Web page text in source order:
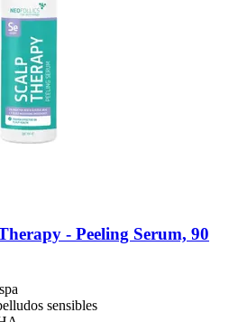
-​ Peeling Serum, 90
sensibles